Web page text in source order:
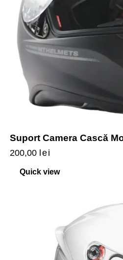
Suport Camera Cască
200,00 lei
Quick view